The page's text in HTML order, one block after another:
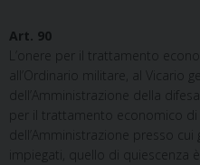
Art. 90
L’onere per il trattamento
all’Ordinario militare, al Vicario
dell’Amministrazione della
per il trattamento economico di
dell’Amministrazione presso cui
impiegati, quello di quiescenza